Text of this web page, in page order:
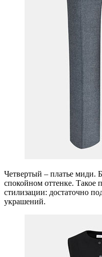
Четвертый – платье миди.
спокойном оттенке. Такое
стилизации: достаточно
украшений.